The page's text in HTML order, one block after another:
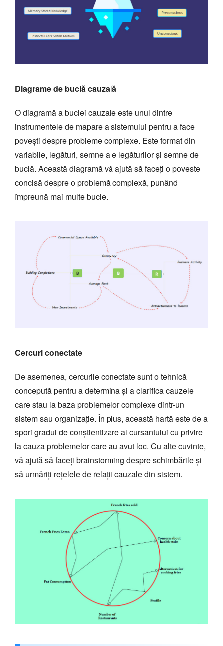
Diagrame de buclă cauzală
O diagramă a buclei cauzale este unul dintre
instrumentele de mapare a sistemului pentru a face
povești despre probleme complexe. Este format din
variabile, legături, semne ale legăturilor și semne de
buclă. Această diagramă vă ajută să faceți o poveste
concisă despre o problemă complexă, punând
împreună mai multe bucle.
Cercuri conectate
De asemenea, cercurile conectate sunt o tehnică
concepută pentru a determina și a clarifica cauzele
care stau la baza problemelor complexe dintr-un
sistem sau organizație. În plus, această hartă este de a
spori gradul de conștientizare al cursantului cu privire
la cauza problemelor care au avut loc. Cu alte cuvinte,
vă ajută să faceți brainstorming despre schimbările și
să urmăriți rețelele de relații cauzale din sistem.